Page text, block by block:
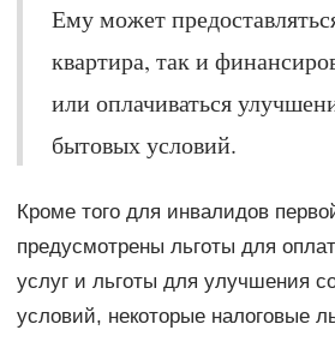
Ему может
квартира, так и
или оплачиваться
бытовых условий.
Кроме того для инвалидов
предусмотрены льготы для
услуг и льготы для улучшения
условий, некоторые налоговые